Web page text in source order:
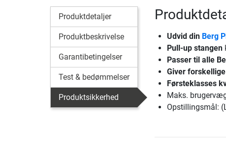
Produktdetaljer
Produktbeskrivelse
Garantibetingelser
Test & bedømmelser
Produktsikkerhed
Udvid din Berg
Pull-up stangen
Passer til alle
Giver
Førsteklasses
Maks.
Opstillingsmål: